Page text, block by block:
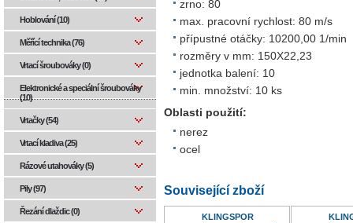
zrno: 80
max. pracovní rychlost: 80 m/s
přípustné otáčky: 10200,00 1/min
rozměry v mm: 150X22,23
jednotka balení: 10
min. množství: 10 ks
Oblasti použití:
nerez
ocel
Související zboží
KLINGSPOR
Hoblování (10)
Měřící technika (76)
Vrtací šroubováky (0)
Elektronické a speciální šroubováky
(10)
Vrtačky (54)
Vrtací kladiva (25)
Rázové utahováky (5)
Pily (97)
Řezání dlaždic (0)